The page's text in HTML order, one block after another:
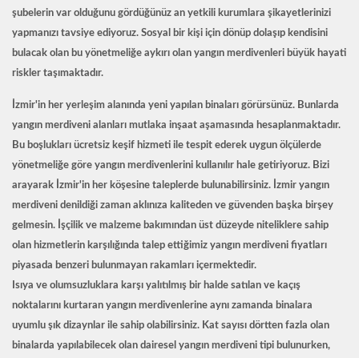
şubelerin var olduğunu gördüğünüz an yetkili kurumlara şikayetlerinizi
yapmanızı tavsiye ediyoruz. Sosyal bir kişi için dönüp dolaşıp kendisini
bulacak olan bu yönetmeliğe aykırı olan yangın merdivenleri büyük hayati
riskler taşımaktadır.
İzmir'in her yerleşim alanında yeni yapılan binaları görürsünüz. Bunlarda
yangın merdiveni alanları mutlaka inşaat aşamasında hesaplanmaktadır.
Bu boşlukları ücretsiz keşif hizmeti ile tespit ederek uygun ölçülerde
yönetmeliğe göre yangın merdivenlerini kullanılır hale getiriyoruz. Bizi
arayarak İzmir'in her köşesine taleplerde bulunabilirsiniz. İzmir yangın
merdiveni denildiği zaman aklınıza kaliteden ve güvenden başka birşey
gelmesin. İşçilik ve malzeme bakımından üst düzeyde niteliklere sahip
olan hizmetlerin karşılığında talep ettiğimiz yangın merdiveni fiyatları
piyasada benzeri bulunmayan rakamları içermektedir.
Isıya ve olumsuzluklara karşı yalıtılmış bir halde satılan ve kaçış
noktalarını kurtaran yangın merdivenlerine aynı zamanda binalara
uyumlu şık dizaynlar ile sahip olabilirsiniz. Kat sayısı dörtten fazla olan
binalarda yapılabilecek olan dairesel yangın merdiveni tipi bulunurken,